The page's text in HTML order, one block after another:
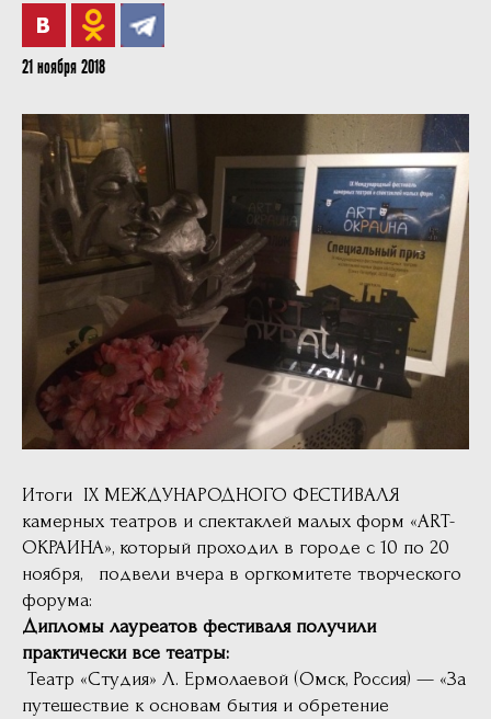
21 ноября 2018
Итоги IX МЕЖДУНАРОДНОГО ФЕСТИВАЛЯ
камерных театров и спектаклей малых форм «ART-
ОКРАИНА», который проходил в городе с 10 по 20
ноября, подвели вчера в оргкомитете творческого
форума:
Дипломы лауреатов фестиваля получили
практически все театры:
Театр «Студия» Л. Ермолаевой (Омск, Россия) — «За
путешествие к основам бытия и обретение